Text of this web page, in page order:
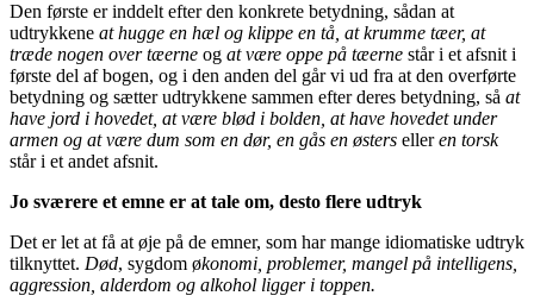
Den første er inddelt efter den konkrete betydning, sådan at
udtrykkene at hugge en hæl og klippe en tå, at krumme tæer, at
træde nogen over tæerne og at være oppe på tæerne står i et afsnit i
første del af bogen, og i den anden del går vi ud fra at den overførte
betydning og sætter udtrykkene sammen efter deres betydning, så at
have jord i hovedet, at være blød i bolden, at have hovedet under
armen og at være dum som en dør, en gås en østers elleren torsk
står i et andet afsnit.
Jo sværere et emne er at tale om, desto flere udtryk
Det er let at få at øje på de emner, som har mange idiomatiske udtryk
tilknyttet. Død, sygdom økonomi, problemer, mangel på intelligens,
aggression, alderdom og alkohol ligger i toppen.